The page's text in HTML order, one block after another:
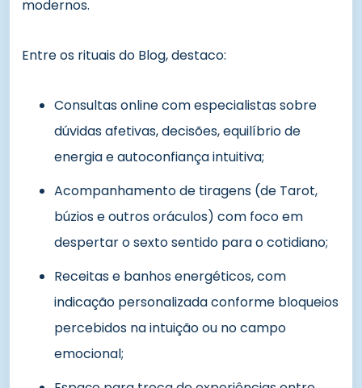
modernos.
Entre os rituais do Blog, destaco:
Consultas online com especialistas sobre
dúvidas afetivas, decisões, equilíbrio de
energia e autoconfiança intuitiva;
Acompanhamento de tiragens (de Tarot,
búzios e outros oráculos) com foco em
despertar o sexto sentido para o cotidiano;
Receitas e banhos energéticos, com
indicação personalizada conforme bloqueios
percebidos na intuição ou no campo
emocional;